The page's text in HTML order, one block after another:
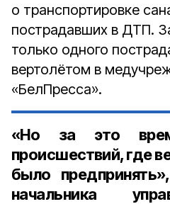
о транспортировке
пострадавших в ДТП.
только одного
вертолётом в
«БелПресса».
«Но за это
происшествий, где
было
начальника